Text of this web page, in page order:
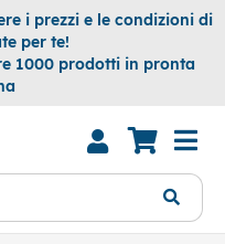
i prezzi e le condizioni di
per te!
1000 prodotti in pronta